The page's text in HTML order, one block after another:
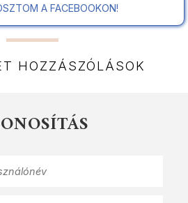
A FACEBOOKON!
HOZZÁSZÓLÁSOK